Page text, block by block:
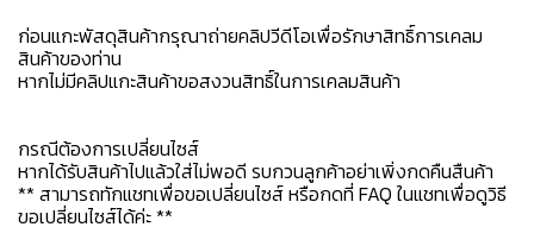
ก่อนแกะพัสดุสินค้ากรุณาถ่ายคลิปวีดีโอเพื่อรักษาสิทธิ์การเคลม
สินค้าของท่าน
หากไม่มีคลิปแกะสินค้าขอสงวนสิทธิ์ในการเคลมสินค้า
กรณีต้องการเปลี่ยนไซส์
หากได้รับสินค้าไปแล้วใส่ไม่พอดี รบกวนลูกค้าอย่าเพิ่งกดคืนสืนค้า
** สามารถทักแชทเพื่อขอเปลี่ยนไซส์ หรือกดที่ FAQ ในแชทเพื่อดูวิธี
ขอเปลี่ยนไซส์ได้ค่ะ **